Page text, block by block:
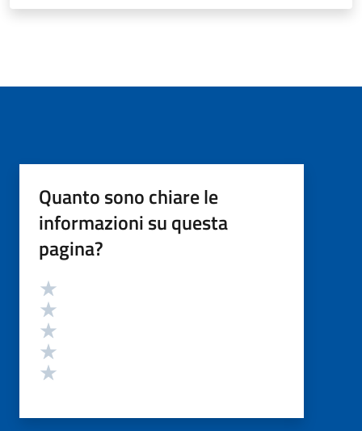
Quanto sono chiare le
informazioni su questa
pagina?
Valutazione